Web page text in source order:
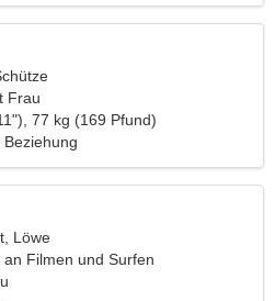
Frau
77 kg (169 Pfund)
Beziehung
Löwe
an Filmen und Surfen